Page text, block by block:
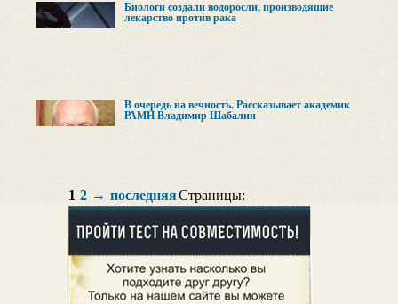
Биологи создали водоросли, производящие
лекарство против рака
В очередь на вечность. Рассказывает академик
РАМН Владимир Шабалин
Страницы:
1 2 → последняя